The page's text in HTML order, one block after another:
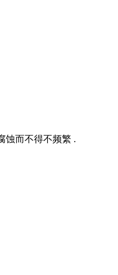
蚀而不得不频繁 .